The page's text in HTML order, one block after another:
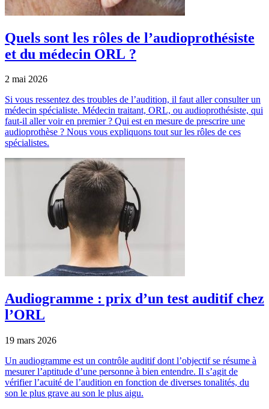
Quels sont les rôles de l’audioprothésiste
et du médecin ORL ?
2 mai 2026
Si vous ressentez des troubles de l’audition, il faut aller consulter un
médecin spécialiste. Médecin traitant, ORL, ou audioprothésiste, qui
faut-il aller voir en premier ? Qui est en mesure de prescrire une
audioprothèse ? Nous vous expliquons tout sur les rôles de ces
spécialistes.
Audiogramme : prix d’un test auditif chez
l’ORL
19 mars 2026
Un audiogramme est un contrôle auditif dont l’objectif se résume à
mesurer l’aptitude d’une personne à bien entendre. Il s’agit de
vérifier l’acuité de l’audition en fonction de diverses tonalités, du
son le plus grave au son le plus aigu.